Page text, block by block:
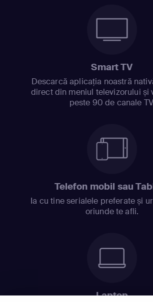
Smart TV
Descarcă aplicația noastră
direct din meniul televizorului și
peste 90 de canale
Telefon mobil sau
Ia cu tine serialele preferate și
oriunde te afli.
Laptop